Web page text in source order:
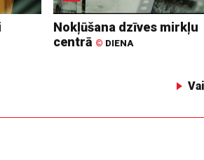
Nokļūšana dzīves mirkļu
centrā © DIENA